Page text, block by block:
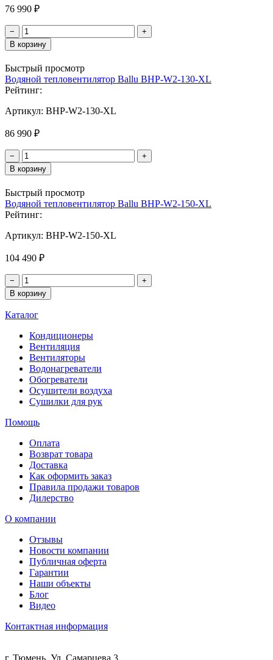
76 990 ₽
−
+
В корзину
Быстрый просмотр
Водяной тепловентилятор Ballu BHP-W2-130-XL
Рейтинг:
Артикул: BHP-W2-130-XL
86 990 ₽
−
+
В корзину
Быстрый просмотр
Водяной тепловентилятор Ballu BHP-W2-150-XL
Рейтинг:
Артикул: BHP-W2-150-XL
104 490 ₽
−
+
В корзину
Каталог
Кондиционеры
Вентиляция
Вентиляторы
Водонагреватели
Обогреватели
Осушители воздуха
Сушилки для рук
Помощь
Оплата
Возврат товара
Доставка
Как оформить заказ
Правила продажи товаров
Дилерство
О компании
Отзывы
Новости компании
Публичная оферта
Гарантии
Наши объекты
Блог
Видео
Контактная информация
г. Тюмень, Ул. Самарцева 3